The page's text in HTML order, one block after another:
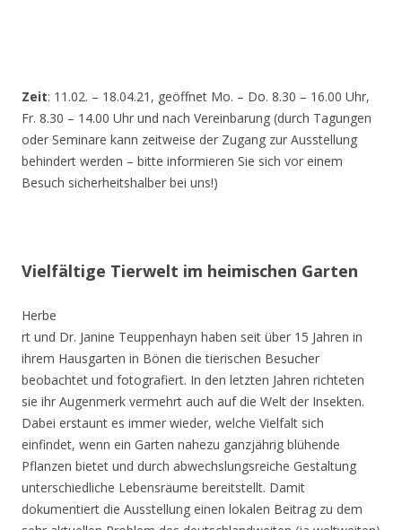
Zeit: 11.02. – 18.04.21, geöffnet Mo. – Do. 8.30 – 16.00 Uhr,
Fr. 8.30 – 14.00 Uhr und nach Vereinbarung (durch Tagungen
oder Seminare kann zeitweise der Zugang zur Ausstellung
behindert werden – bitte informieren Sie sich vor einem
Besuch sicherheitshalber bei uns!)
Vielfältige Tierwelt im heimischen Garten
Herbe
rt und Dr. Janine Teuppenhayn haben seit über 15 Jahren in
ihrem Hausgarten in Bönen die tierischen Besucher
beobachtet und fotografiert. In den letzten Jahren richteten
sie ihr Augenmerk vermehrt auch auf die Welt der Insekten.
Dabei erstaunt es immer wieder, welche Vielfalt sich
einfindet, wenn ein Garten nahezu ganzjährig blühende
Pflanzen bietet und durch abwechslungsreiche Gestaltung
unterschiedliche Lebensräume bereitstellt. Damit
dokumentiert die Ausstellung einen lokalen Beitrag zu dem